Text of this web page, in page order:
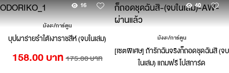
16
มังงะ/การ์ตูน
บุปผาร่ายรำใต้เงาราชสีห์ (จบในเล่ม)
158.00 บาท 175.00 บาท
40
มังงะ/การ์ตูน
[เซตพิเศษ] ถ้ารักฉันจริงก็ถอดชุดฉันสิ (จบ
ในเล่ม) แถมฟรี โปสการ์ด